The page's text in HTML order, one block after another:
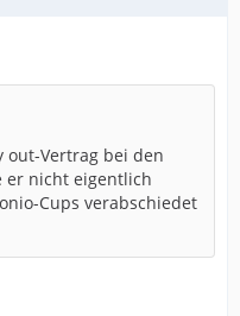
out-Vertrag bei den
er nicht eigentlich
Cups verabschiedet